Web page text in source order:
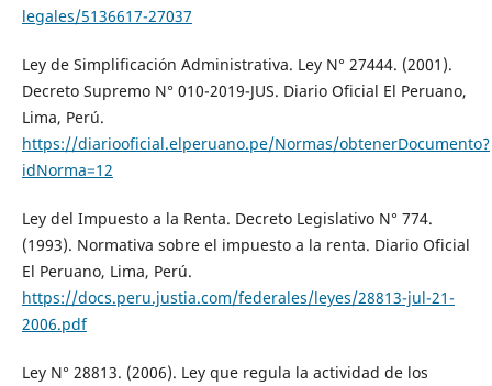
legales/5136617-27037
Ley de Simplificación Administrativa. Ley N° 27444. (2001).
Decreto Supremo N° 010-2019-JUS. Diario Oficial El Peruano,
Lima, Perú.
https://diariooficial.elperuano.pe/Normas/obtenerDocumento?
idNorma=12
Ley del Impuesto a la Renta. Decreto Legislativo N° 774.
(1993). Normativa sobre el impuesto a la renta. Diario Oficial
El Peruano, Lima, Perú.
https://docs.peru.justia.com/federales/leyes/28813-jul-21-
2006.pdf
Ley N° 28813. (2006). Ley que regula la actividad de los